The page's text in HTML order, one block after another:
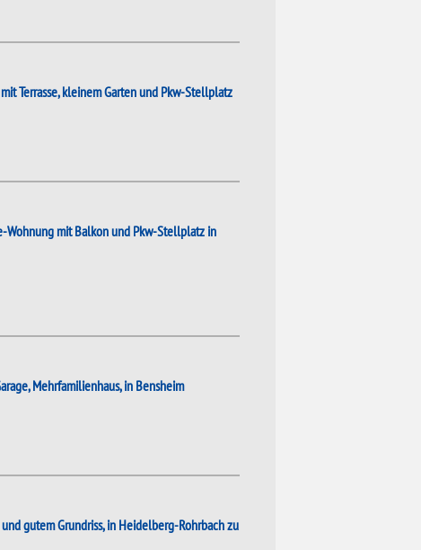
Terrasse, kleinem Garten und Pkw-Stellplatz
Wohnung mit Balkon und Pkw-Stellplatz in
Mehrfamilienhaus, in Bensheim
gutem Grundriss, in Heidelberg-Rohrbach zu